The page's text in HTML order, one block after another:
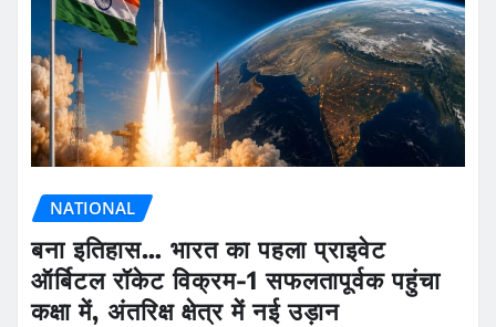
NATIONAL
बना इतिहास… भारत का पहला प्राइवेट
ऑर्बिटल रॉकेट विक्रम-1 सफलतापूर्वक पहुंचा
कक्षा में, अंतरिक्ष क्षेत्र में नई उड़ान